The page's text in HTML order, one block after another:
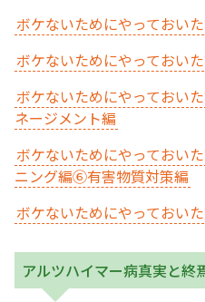
ボケないためにやっておい
ボケないためにやっておい
ボケないためにやっておい
ネージメント編
ボケないためにやっておい
ニング編⑥有害物質対策編
ボケないためにやっておい
アルツハイマー病真実と終
医師プ